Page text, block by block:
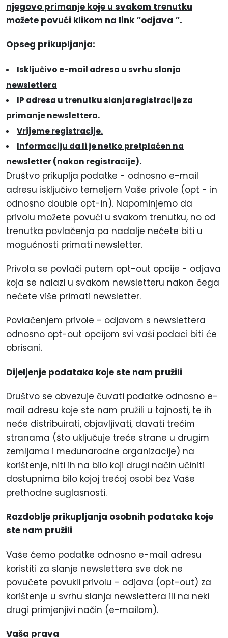
njegovo primanje koje u svakom trenutku
možete povući klikom na link “odjava “.
Opseg prikupljanja:
Isključivo e-mail adresa u svrhu slanja
newslettera
IP adresa u trenutku slanja registracije za
primanje newslettera.
Vrijeme registracije.
Informaciju da li je netko pretplaćen na
newsletter (nakon registracije).
Društvo prikuplja podatke - odnosno e-mail
adresu isključivo temeljem Vaše privole (opt - in
odnosno double opt-in). Napominjemo da
privolu možete povući u svakom trenutku, no od
trenutka povlačenja pa nadalje nećete biti u
mogućnosti primati newsletter.
Privola se povlači putem opt-out opcije - odjava
koja se nalazi u svakom newsletteru nakon čega
nećete više primati newsletter.
Povlačenjem privole - odjavom s newslettera
odnosno opt-out opcijom svi vaši podaci biti će
obrisani.
Dijeljenje podataka koje ste nam pružili
Društvo se obvezuje čuvati podatke odnosno e-
mail adresu koje ste nam pružili u tajnosti, te ih
neće distribuirati, objavljivati, davati trećim
stranama (što uključuje treće strane u drugim
zemljama i međunarodne organizacije) na
korištenje, niti ih na bilo koji drugi način učiniti
dostupnima bilo kojoj trećoj osobi bez Vaše
prethodne suglasnosti.
Razdoblje prikupljanja osobnih podataka koje
ste nam pružili
Vaše ćemo podatke odnosno e-mail adresu
koristiti za slanje newslettera sve dok ne
povučete povukli privolu - odjava (opt-out) za
korištenje u svrhu slanja newslettera ili na neki
drugi primjenjivi način (e-mailom).
Vaša prava